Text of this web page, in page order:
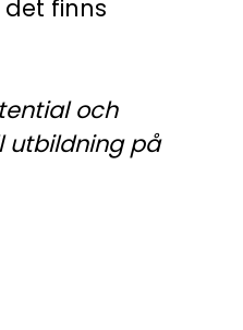
finns
och
utbildning på